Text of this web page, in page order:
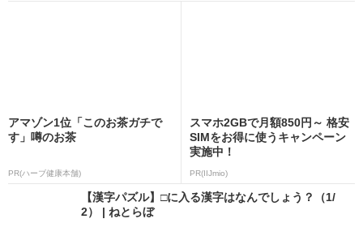
アマゾン1位「このお茶ガチで
す」噂のお茶
PR(ハーブ健康本舗)
スマホ2GBで月額850円～ 格安
SIMをお得に使うキャンペーン
実施中！
PR(IIJmio)
【漢字パズル】□に入る漢字はなんでしょう？（1/
2） | ねとらぼ